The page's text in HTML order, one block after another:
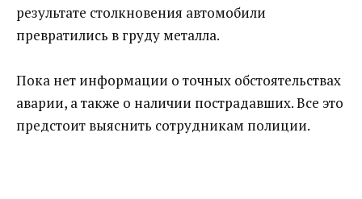
результате столкновения автомобили
превратились в груду металла.
Пока нет информации о точных обстоятельствах
аварии, а также о наличии пострадавших. Все это
предстоит выяснить сотрудникам полиции.